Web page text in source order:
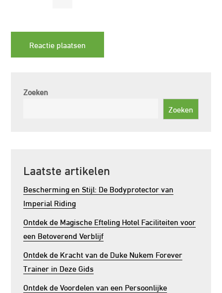
Zoeken
Zoeken
Laatste artikelen
Bescherming en Stijl: De Bodyprotector van
Imperial Riding
Ontdek de Magische Efteling Hotel Faciliteiten voor
een Betoverend Verblijf
Ontdek de Kracht van de Duke Nukem Forever
Trainer in Deze Gids
Ontdek de Voordelen van een Persoonlijke